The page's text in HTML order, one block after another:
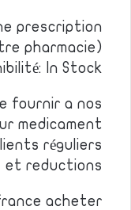
prescription
pharmacie)
In Stock!
fournir a nos
medicament
réguliers
et reductions
acheter